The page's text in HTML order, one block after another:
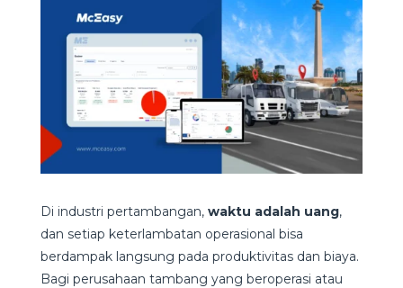
Di industri pertambangan, waktu adalah uang,
dan setiap keterlambatan operasional bisa
berdampak langsung pada produktivitas dan biaya.
Bagi perusahaan tambang yang beroperasi atau